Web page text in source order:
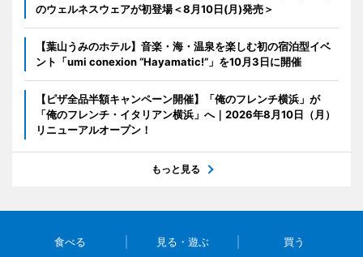
のウェルネスウェアが初登場＜8月10日(月)発売＞
【葉山うみのホテル】音楽・海・温泉を楽しむ初の宿泊型イベ
ント「umi conexion “Hayamatic!”」を10月3日に開催
【ピザ全品半額キャンペーン開催】「俺のフレンチ横浜」が
「俺のフレンチ・イタリアン横浜」へ｜2026年8月10日（月）
リニューアルオープン！
もっと見る
食べる 見る・遊ぶ 買う